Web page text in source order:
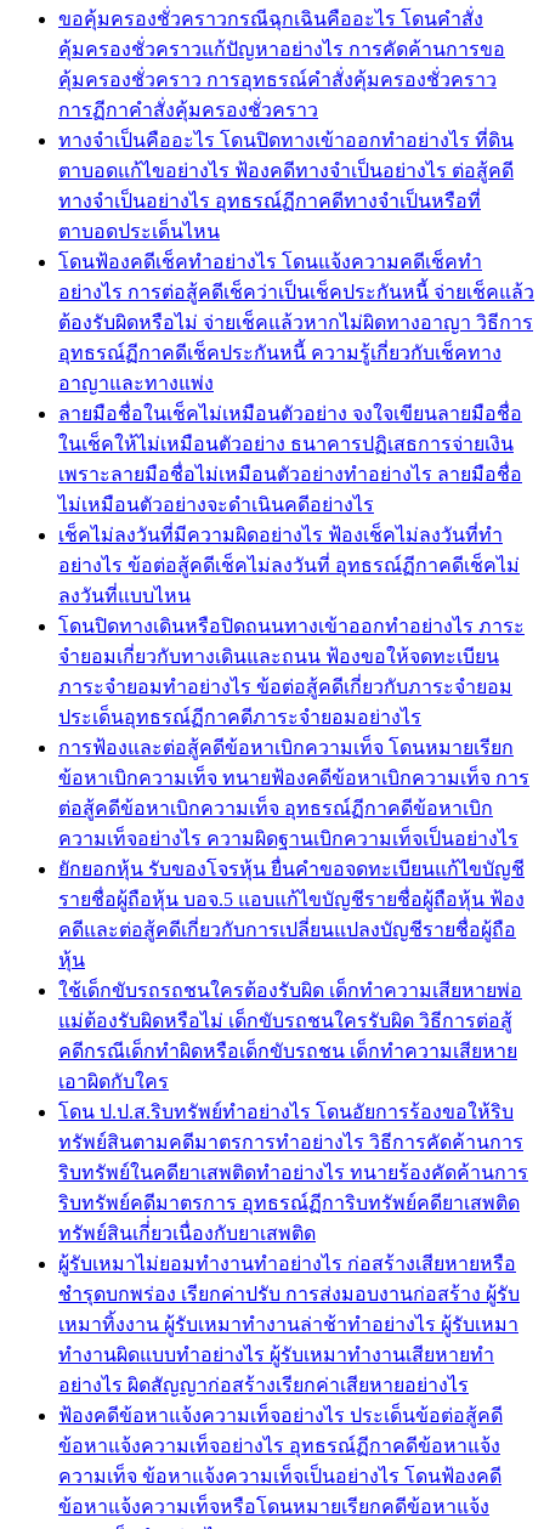
ขอคุ้มครองชั่วคราวกรณีฉุกเฉินคืออะไร โดนคำสั่ง
คุ้มครองชั่วคราวแก้ปัญหาอย่างไร การคัดค้านการขอ
คุ้มครองชั่วคราว การอุทธรณ์คำสั่งคุ้มครองชั่วคราว
การฏีกาคำสั่งคุ้มครองชั่วคราว
ทางจำเป็นคืออะไร โดนปิดทางเข้าออกทำอย่างไร ที่ดิน
ตาบอดแก้ไขอย่างไร ฟ้องคดีทางจำเป็นอย่างไร ต่อสู้คดี
ทางจำเป็นอย่างไร อุทธรณ์ฏีกาคดีทางจำเป็นหรือที่
ตาบอดประเด็นไหน
โดนฟ้องคดีเช็คทำอย่างไร โดนแจ้งความคดีเช็คทำ
อย่างไร การต่อสู้คดีเช็คว่าเป็นเช็คประกันหนี้ จ่ายเช็คแล้ว
ต้องรับผิดหรือไม่ จ่ายเช็คแล้วหากไม่ผิดทางอาญา วิธีการ
อุทธรณ์ฏีกาคดีเช็คประกันหนี้ ความรู้เกี่ยวกับเช็คทาง
อาญาและทางแพ่ง
ลายมือชื่อในเช็คไม่เหมือนตัวอย่าง จงใจเขียนลายมือชื่อ
ในเช็คให้ไม่เหมือนตัวอย่าง ธนาคารปฏิเสธการจ่ายเงิน
เพราะลายมือชื่อไม่เหมือนตัวอย่างทำอย่างไร ลายมือชื่อ
ไม่เหมือนตัวอย่างจะดำเนินคดีอย่างไร
เช็คไม่ลงวันที่มีความผิดอย่างไร ฟ้องเช็คไม่ลงวันที่ทำ
อย่างไร ข้อต่อสู้คดีเช็คไม่ลงวันที่ อุทธรณ์ฏีกาคดีเช็คไม่
ลงวันที่แบบไหน
โดนปิดทางเดินหรือปิดถนนทางเข้าออกทำอย่างไร ภาระ
จำยอมเกี่ยวกับทางเดินและถนน ฟ้องขอให้จดทะเบียน
ภาระจำยอมทำอย่างไร ข้อต่อสู้คดีเกี่ยวกับภาระจำยอม
ประเด็นอุทธรณ์ฏีกาคดีภาระจำยอมอย่างไร
การฟ้องและต่อสู้คดีข้อหาเบิกความเท็จ โดนหมายเรียก
ข้อหาเบิกความเท็จ ทนายฟ้องคดีข้อหาเบิกความเท็จ การ
ต่อสู้คดีข้อหาเบิกความเท็จ อุทธรณ์ฏีกาคดีข้อหาเบิก
ความเท็จอย่างไร ความผิดฐานเบิกความเท็จเป็นอย่างไร
ยักยอกหุ้น รับของโจรหุ้น ยื่นคำขอจดทะเบียนแก้ไขบัญชี
รายชื่อผู้ถือหุ้น บอจ.5 แอบแก้ไขบัญชีรายชื่อผู้ถือหุ้น ฟ้อง
คดีและต่อสู้คดีเกี่ยวกับการเปลี่ยนแปลงบัญชีรายชื่อผู้ถือ
หุ้น
ใช้เด็กขับรถรถชนใครต้องรับผิด เด็กทำความเสียหายพ่อ
แม่ต้องรับผิดหรือไม่ เด็กขับรถชนใครรับผิด วิธีการต่อสู้
คดีกรณีเด็กทำผิดหรือเด็กขับรถชน เด็กทำความเสียหาย
เอาผิดกับใคร
โดน ป.ป.ส.ริบทรัพย์ทำอย่างไร โดนอัยการร้องขอให้ริบ
ทรัพย์สินตามคดีมาตรการทำอย่างไร วิธีการคัดค้านการ
ริบทรัพย์ในคดียาเสพติดทำอย่างไร ทนายร้องคัดค้านการ
ริบทรัพย์คดีมาตรการ อุทธรณ์ฏีการิบทรัพย์คดียาเสพติด
ทรัพย์สินเกี่่ยวเนื่องกับยาเสพติด
ผู้รับเหมาไม่ยอมทำงานทำอย่างไร ก่อสร้างเสียหายหรือ
ชำรุดบกพร่อง เรียกค่าปรับ การส่งมอบงานก่อสร้าง ผู้รับ
เหมาทิ้งงาน ผู้รับเหมาทำงานล่าช้าทำอย่างไร ผู้รับเหมา
ทำงานผิดแบบทำอย่างไร ผู้รับเหมาทำงานเสียหายทำ
อย่างไร ผิดสัญญาก่อสร้างเรียกค่าเสียหายอย่างไร
ฟ้องคดีข้อหาแจ้งความเท็จอย่างไร ประเด็นข้อต่อสู้คดี
ข้อหาแจ้งความเท็จอย่างไร อุทธรณ์ฏีกาคดีข้อหาแจ้ง
ความเท็จ ข้อหาแจ้งความเท็จเป็นอย่างไร โดนฟ้องคดี
ข้อหาแจ้งความเท็จหรือโดนหมายเรียกคดีข้อหาแจ้ง